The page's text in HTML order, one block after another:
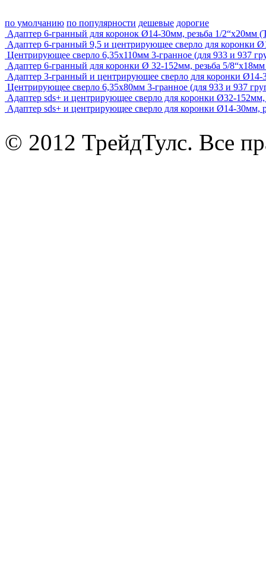
по умолчанию по популярности дешевые дорогие
Адаптер 6-гранный для коронок Ø14-30мм, резьба 1/2“x20мм
Адаптер 6-гранный 9,5 и центрирующее сверло для коронки
Центрирующее сверло 6,35х110мм 3-гранное (для 933 и 937
Адаптер 6-гранный для коронки Ø 32-152мм, резьба 5/
Адаптер 3-гранный и центрирующее сверло для коронки
Центрирующее сверло 6,35х80мм 3-гранное (для 933 и 937
Адаптер sds+ и центрирующее сверло для коронки Ø32-
Адаптер sds+ и центрирующее сверло для коронки Ø14-30мм,
© 2012 ТрейдТулс. Все